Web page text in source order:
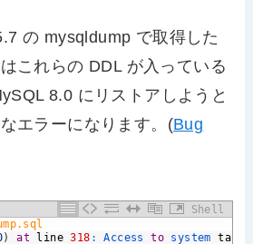
の mysqldump で取得した
これらの DDL が入っている
8.0 にリストアしようと
エラーになります。(Bug
Shell
) at line 318 : Access to system table